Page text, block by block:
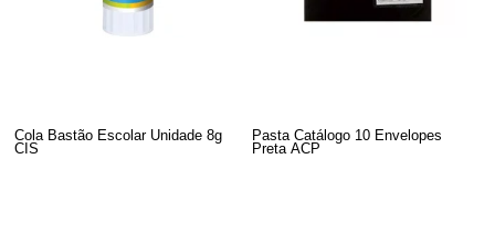
Cola Bastão Escolar Unidade 8g
CIS
Pasta Catálogo 10 Envelopes
Preta ACP